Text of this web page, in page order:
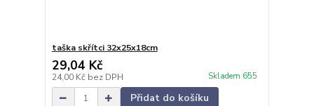
taška skřítci 32x25x18cm
29,04 Kč
24,00 Kč bez DPH Skladem 655
Přidat do košíku